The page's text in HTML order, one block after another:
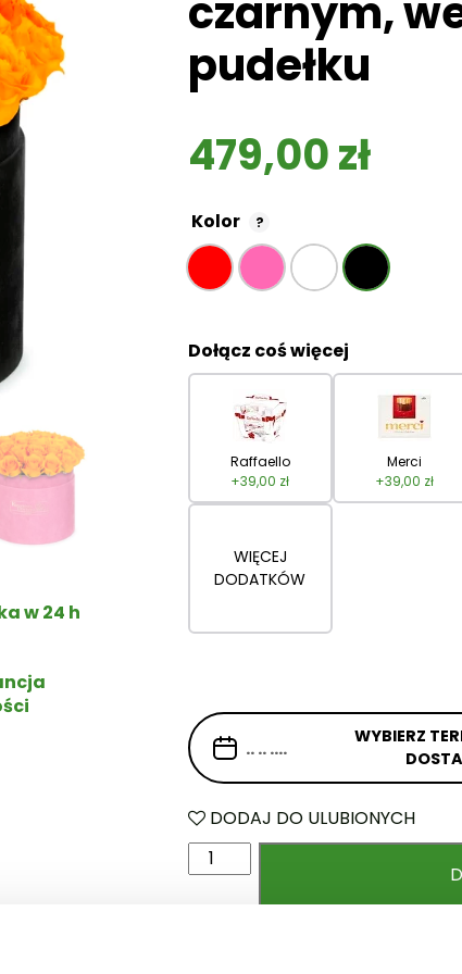
w 24 h
czarnym,
pudełku
479,00zł
Kolor ?
Dołącz coś więcej
Raffaello
+39,00 zł
Merci
+39,00 zł
WIĘCEJ
DODATKÓW
WYBIERZ
DODAJ DO ULUBIONYCH
l